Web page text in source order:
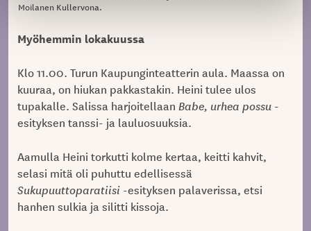
Moilanen Kullervona.
Myöhemmin lokakuussa
Klo 11.00. Turun Kaupunginteatterin aula. Maassa on
kuuraa, on hiukan pakkastakin. Heini tulee ulos
tupakalle. Salissa harjoitellaan Babe, urhea possu-
esityksen tanssi- ja lauluosuuksia.
Aamulla Heini torkutti kolme kertaa, keitti kahvit,
selasi mitä oli puhuttu edellisessä
Sukupuuttoparatiisi-esityksen palaverissa, etsi
hanhen sulkia ja silitti kissoja.